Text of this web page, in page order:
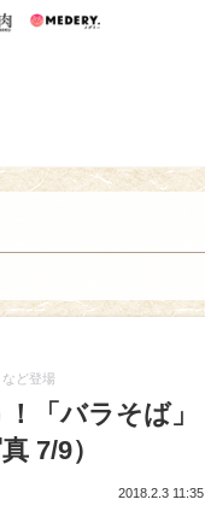
うまい肉
ど登場
「バラそば」
7/9）
2018.2.3 11:35